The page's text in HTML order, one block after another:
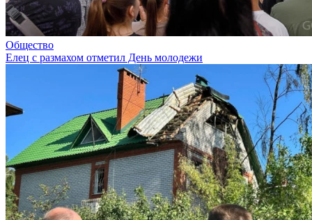
Общество
Елец с размахом отметил День молодежи